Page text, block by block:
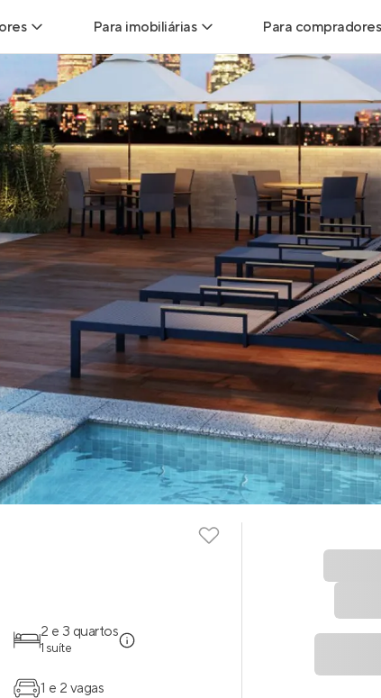
Corretores
imobiliárias
imóveis
Para imobiliárias
Leads para Imobiliárias
Hub de imobiliárias
Anunciar imóveis
Para compradores
Buscar um
Calcule seu
Comprar x
Correção do
Simulador de
Encontre um
2 e 3 quartos
1 suíte
1 e 2 vagas